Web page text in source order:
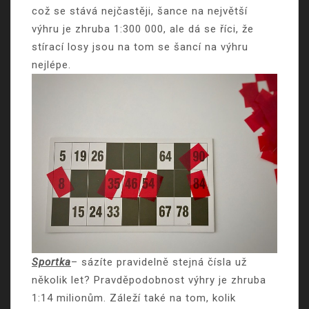
což se stává nejčastěji, šance na největší
výhru je zhruba 1:300 000, ale dá se říci, že
stírací losy jsou na tom se šancí na výhru
nejlépe.
Sportka– sázíte pravidelně stejná čísla už
několik let? Pravděpodobnost výhry je zhruba
1:14 milionům. Záleží také na tom, kolik